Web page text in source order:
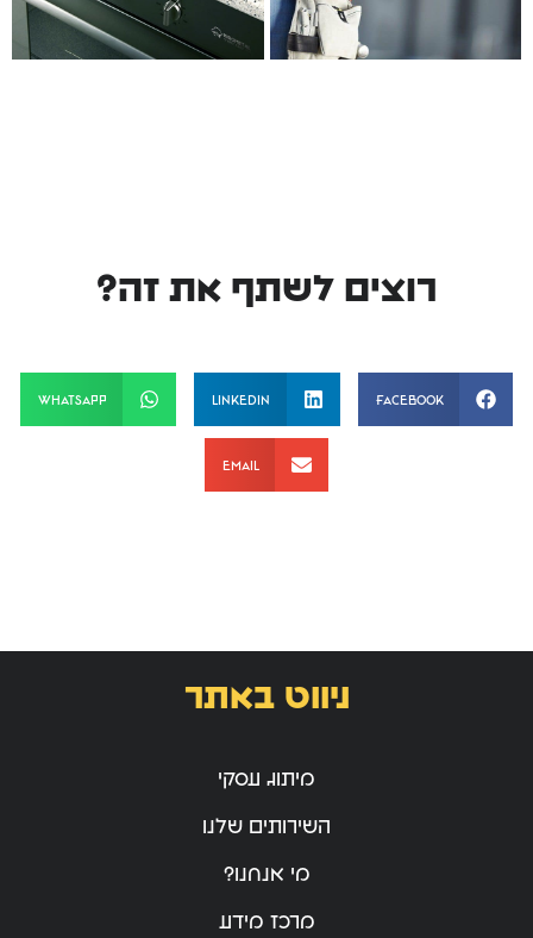
רוצים לשתף את זה?
Facebook
LinkedIn
WhatsApp
Email
ניווט באתר
מיתוג עסקי
השירותים שלנו
מי אנחנו?
מרכז מידע